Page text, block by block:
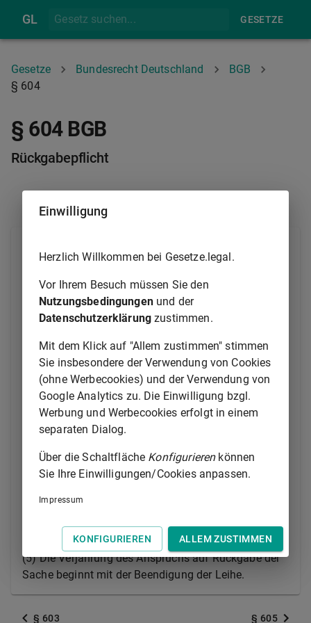
GL GESETZE
Gesetze Bundesrecht Deutschland
BGB
§ 604
§ 604 BGB
Rückgabepflicht
§ 603
nach dem Ablauf der für die Leihe bestimmten Zeit
zurückzugeben.
(2) Ist eine Zeit nicht bestimmt, so ist die Sache
zurückzugeben, nachdem der Entleiher den sich aus
dem Zweck der Leihe ergebenden Gebrauch gemacht
hat. Der Verleiher kann die Sache schon vorher
zurückfordern, wenn so viel Zeit verstrichen ist, dass
der Entleiher den Gebrauch hätte machen können.
(3) Ist die Dauer der Leihe weder bestimmt noch aus
dem Zweck zu entnehmen, so kann der Verleiher die
Sache jederzeit zurückfordern.
(4) Überlässt der Entleiher den Gebrauch der Sache
einem Dritten, so kann der Verleiher sie nach der
zurückfordern.
(5) Die Verjährung des Anspruchs auf Rückgabe der
Sache beginnt mit der Beendigung der Leihe.
§ 603 § 605
Einwilligung
Herzlich Willkommen bei Gesetze.legal.
Vor Ihrem Besuch müssen Sie den
Nutzungsbedingungenund der
Datenschutzerklärung zustimmen.
Mit dem Klick auf "Allem zustimmen" stimmen
Sie insbesondere der Verwendung von Cookies
(ohne Werbecookies) und der Verwendung von
Google Analytics zu. Die Einwilligung bzgl.
Werbung und Werbecookies erfolgt in einem
separaten Dialog.
Über die Schaltfläche Konfigurierenkönnen
Sie Ihre Einwilligungen/Cookies anpassen.
Impressum
KONFIGURIEREN ALLEM ZUSTIMMEN